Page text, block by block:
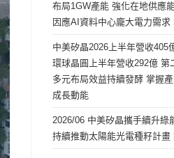
布局1GW產能 強化在地供應
因應AI資料中心龐大電力需
中美矽晶2026上半年營收405
環球晶圓上半年營收292億 第
多元布局效益持續發酵 掌握
成長動能
2026/06 中美矽晶攜手續升綠
持續推動太陽能光電種籽計畫